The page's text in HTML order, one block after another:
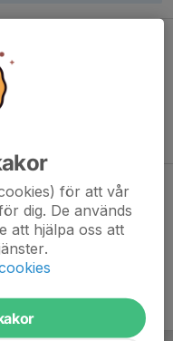
för att vår
dig. De används
att hjälpa oss att